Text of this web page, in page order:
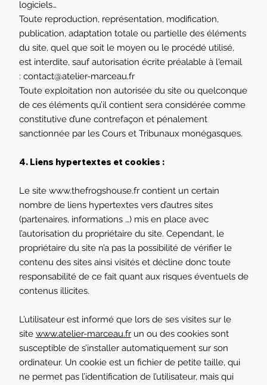
logiciels…
Toute reproduction, représentation, modification,
publication, adaptation totale ou partielle des éléments
du site, quel que soit le moyen ou le procédé utilisé,
est interdite, sauf autorisation écrite préalable à l'email
: contact@atelier-marceau.fr
Toute exploitation non autorisée du site ou quelconque
de ces éléments qu’il contient sera considérée comme
constitutive d’une contrefaçon et pénalement
sanctionnée par les Cours et Tribunaux monégasques.
4. Liens hypertextes et cookies :
Le site www.thefrogshouse.frcontient un certain
nombre de liens hypertextes vers d’autres sites
(partenaires, informations …) mis en place avec
l’autorisation du propriétaire du site. Cependant, le
propriétaire du site n’a pas la possibilité de vérifier le
contenu des sites ainsi visités et décline donc toute
responsabilité de ce fait quant aux risques éventuels de
contenus illicites.
L’utilisateur est informé que lors de ses visites sur le
site www.atelier-marceau.frun ou des cookies sont
susceptible de s’installer automatiquement sur son
ordinateur. Un cookie est un fichier de petite taille, qui
ne permet pas l’identification de l’utilisateur, mais qui